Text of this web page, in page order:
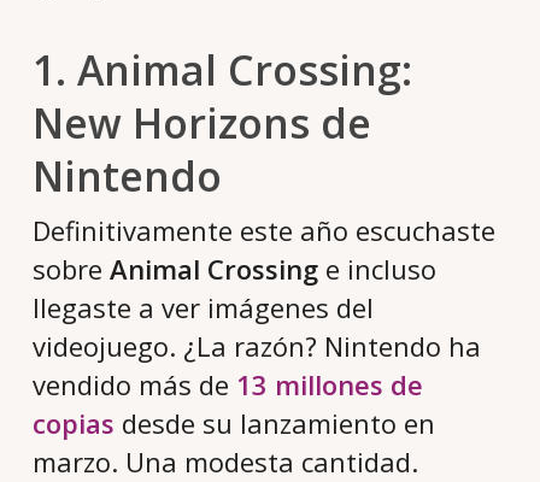
1. Animal Crossing:
New Horizons de
Nintendo
Definitivamente este año escuchaste
sobre Animal Crossinge incluso
llegaste a ver imágenes del
videojuego. ¿La razón? Nintendo ha
vendido más de 13 millones de
copias desde su lanzamiento en
marzo. Una modesta cantidad.